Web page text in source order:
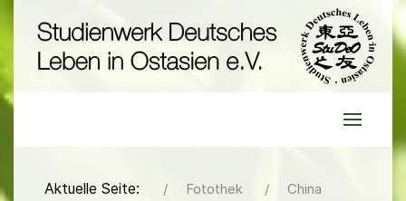
Aktuelle Seite: Fotothek
China